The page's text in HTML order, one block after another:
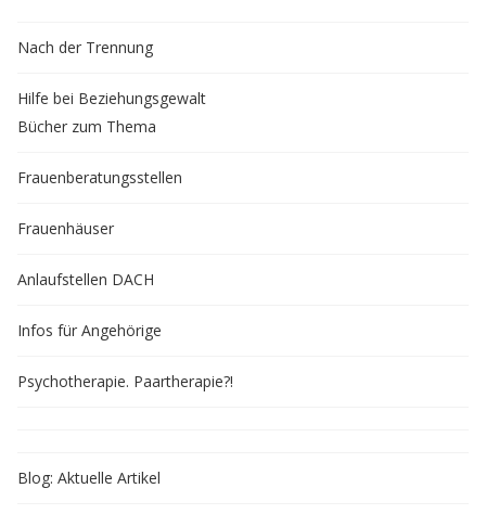
Nach der Trennung
Hilfe bei Beziehungsgewalt
Bücher zum Thema
Frauenberatungsstellen
Frauenhäuser
Anlaufstellen DACH
Infos für Angehörige
Psychotherapie. Paartherapie?!
Blog: Aktuelle Artikel